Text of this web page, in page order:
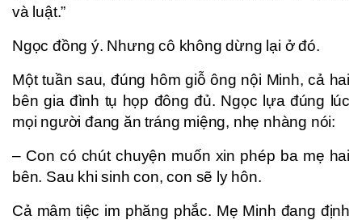
và luật.”
Ngọc đồng ý. Nhưng cô không dừng lại ở đó.
Một tuần sau, đúng hôm giỗ ông nội Minh, cả hai
bên gia đình tụ họp đông đủ. Ngọc lựa đúng lúc
mọi người đang ăn tráng miệng, nhẹ nhàng nói:
– Con có chút chuyện muốn xin phép ba mẹ hai
bên. Sau khi sinh con, con sẽ ly hôn.
Cả mâm tiệc im phăng phắc. Mẹ Minh đang định